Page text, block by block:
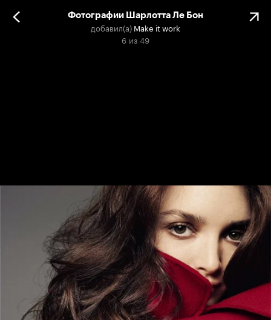
Фотографии Шарлотта Ле Бон
добавил(а) Make it work
6 из 49